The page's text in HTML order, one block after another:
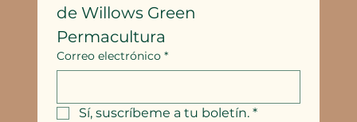
de Willows Green
Permacultura
Correo electrónico *
Sí, suscríbeme a tu boletín. *